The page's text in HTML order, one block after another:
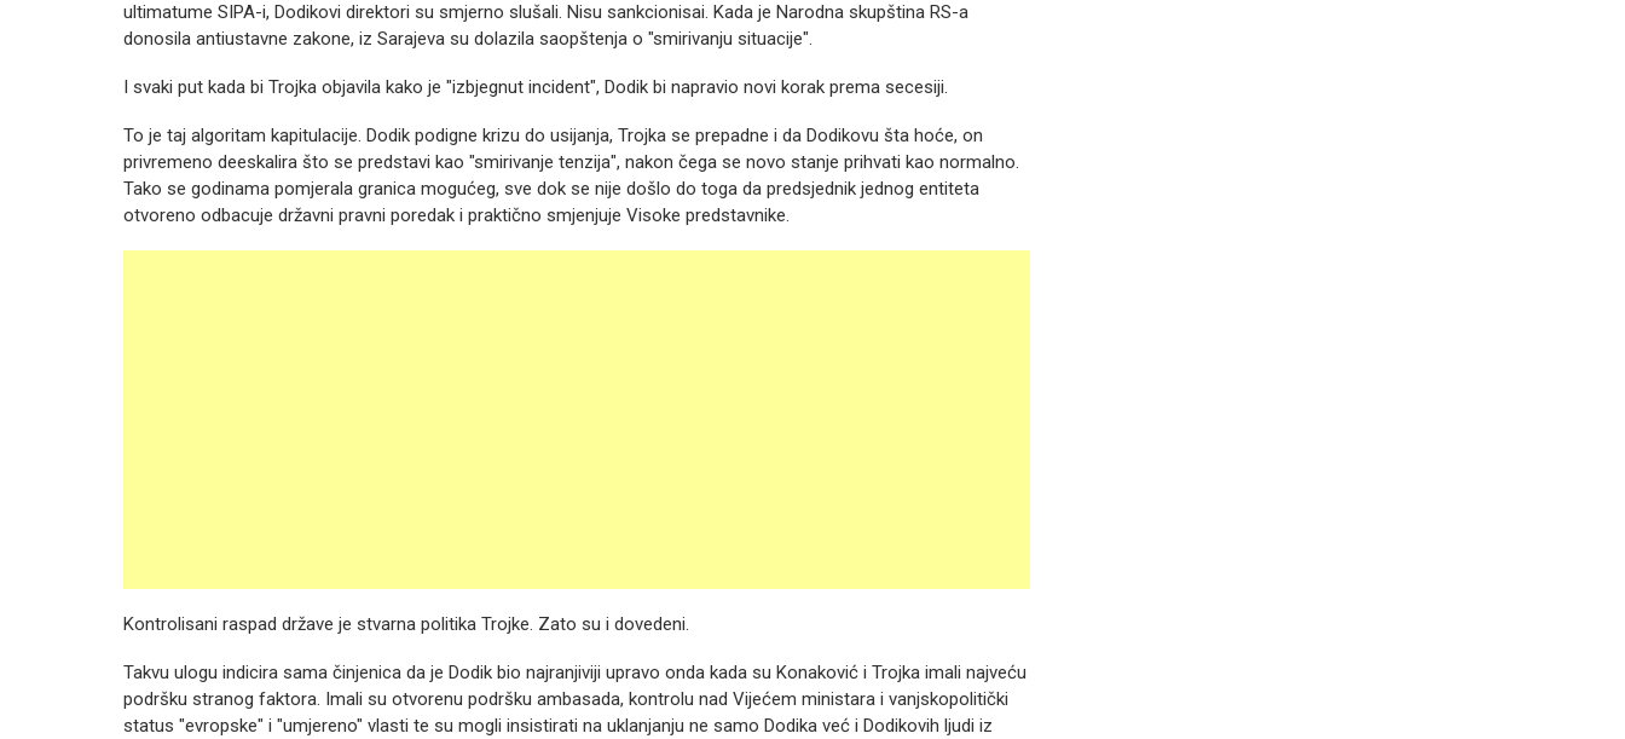
ultimatume SIPA-i, Dodikovi direktori su smjerno slušali. Nisu sankcionisai. Kada je Narodna skupština RS-a
donosila antiustavne zakone, iz Sarajeva su dolazila saopštenja o "smirivanju situacije".
I svaki put kada bi Trojka objavila kako je "izbjegnut incident", Dodik bi napravio novi korak prema secesiji.
To je taj algoritam kapitulacije. Dodik podigne krizu do usijanja, Trojka se prepadne i da Dodikovu šta hoće, on
privremeno deeskalira što se predstavi kao "smirivanje tenzija", nakon čega se novo stanje prihvati kao normalno.
Tako se godinama pomjerala granica mogućeg, sve dok se nije došlo do toga da predsjednik jednog entiteta
otvoreno odbacuje državni pravni poredak i praktično smjenjuje Visoke predstavnike.
Kontrolisani raspad države je stvarna politika Trojke. Zato su i dovedeni.
Takvu ulogu indicira sama činjenica da je Dodik bio najranjiviji upravo onda kada su Konaković i Trojka imali najveću
podršku stranog faktora. Imali su otvorenu podršku ambasada, kontrolu nad Vijećem ministara i vanjskopolitički
status "evropske" i "umjereno" vlasti te su mogli insistirati na uklanjanju ne samo Dodika već i Dodikovih ljudi iz